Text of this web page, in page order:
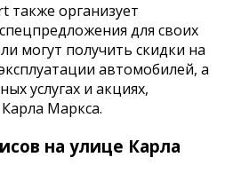
также организует
для своих
могут получить скидки на
автомобилей, а
услугах и акциях,
Маркса.
на улице Карла